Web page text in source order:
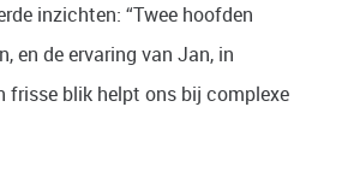
inzichten: “Twee hoofden
en de ervaring van Jan, in
blik helpt ons bij complexe